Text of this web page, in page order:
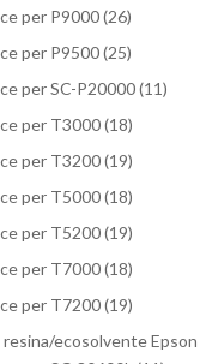
per P9000(26)
per P9500(25)
per SC-P20000(11)
per T3000(18)
per T3200(19)
per T5000(18)
per T5200(19)
per T7000(18)
per T7200(19)
ecosolvente Epson